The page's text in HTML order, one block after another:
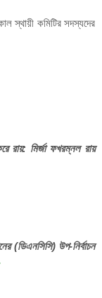
স্থায়ী কমিটির সদস্যদের
রায়: মির্জা ফখরম্নল রায়
(ডিএনসিসি) উপ-নির্বাচন